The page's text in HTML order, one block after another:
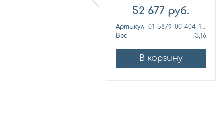
52 677 руб.
Артикул
01-5879-00-404-1110
Вес
3,16
В корзину